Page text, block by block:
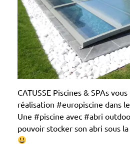
CATUSSE Piscines & SPAs
réalisation #europiscine dans
Une #piscine avec #abri
pouvoir stocker son abri sous